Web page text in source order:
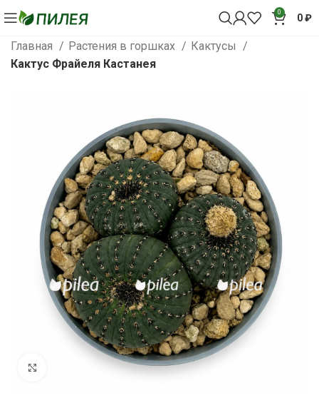
0 0₽
Главная Растения в горшках
Кактусы
Кактус Фрайеля Кастанея
Нажмите, чтобы увеличить